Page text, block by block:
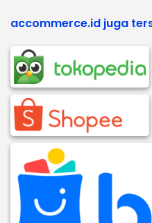
accommerce.id juga